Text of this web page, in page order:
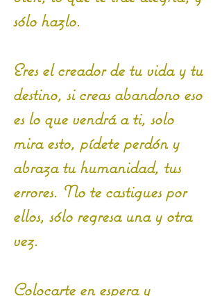
sólo hazlo.
Eres el creador de tu vida y tu
destino, si creas abandono eso
es lo que vendrá a ti, solo
mira esto, pídete perdón y
abraza tu humanidad, tus
errores. No te castigues por
ellos, sólo regresa una y otra
vez.
Colocarte en espera y